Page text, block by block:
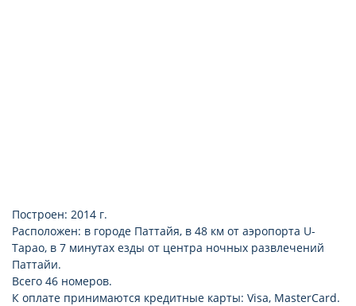
Построен: 2014 г.
Расположен: в городе Паттайя, в 48 км от аэропорта U-
Tapao, в 7 минутах езды от центра ночных развлечений
Паттайи.
Всего 46 номеров.
К оплате принимаются кредитные карты: Visa, MasterCard.